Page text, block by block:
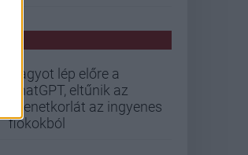
Nagyot lép előre a
ChatGPT, eltűnik az
üzenetkorlát az ingyenes
fiókokból